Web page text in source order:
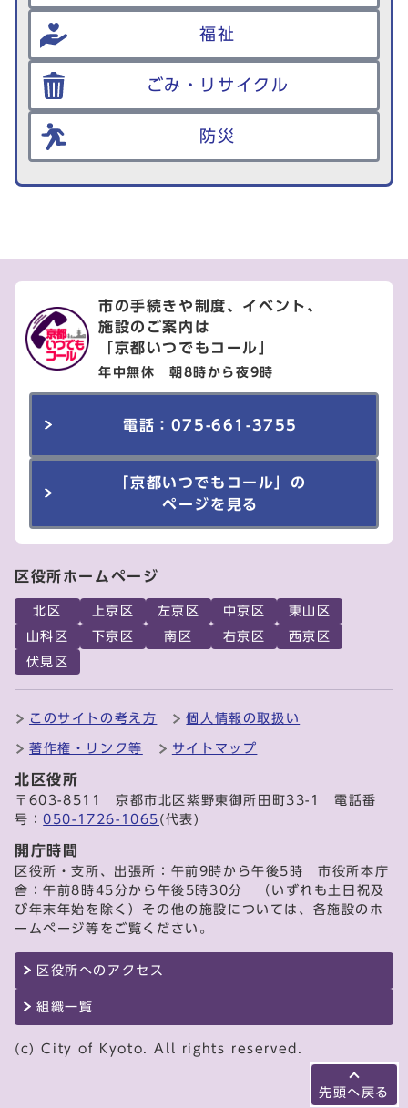
福祉
ごみ・リサイクル
防災
先頭へ戻る
市の手続きや制度、イベント、
施設のご案内は
「京都いつでもコール」
年中無休 朝8時から夜9時
電話：075-661-3755
「京都いつでもコール」の
ページを見る
区役所ホームページ
北区 上京区 左京区 中京区
東山区
山科区
下京区 南区 右京区
西京区
伏見区
このサイトの考え方 個人情報の取扱い
著作権・リンク等 サイトマップ
北区役所
〒603-8511 京都市北区紫野東御所田町33-1 電話番
号：050-1726-1065 (代表)
開庁時間
区役所・支所、出張所：午前9時から午後5時 市役所本庁
舎：午前8時45分から午後5時30分 （いずれも土日祝及
び年末年始を除く）その他の施設については、各施設のホ
ームページ等をご覧ください。
区役所へのアクセス
組織一覧
(c) City of Kyoto. All rights reserved.